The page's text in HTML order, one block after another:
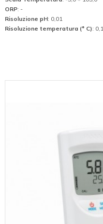
ORP: -
Risoluzione pH: 0,01
Risoluzione temperatura (° C): 0,1